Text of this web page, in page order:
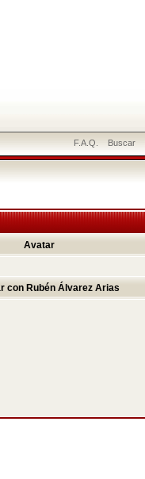
F.A.Q. Buscar
Avatar
con Rubén Álvarez Arias